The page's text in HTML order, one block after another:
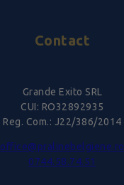
Contact
Grande Exito SRL
CUI: RO32892935
Reg. Com.: J22/386/2014
office@pralinebelgiene.ro
0744.58.74.51